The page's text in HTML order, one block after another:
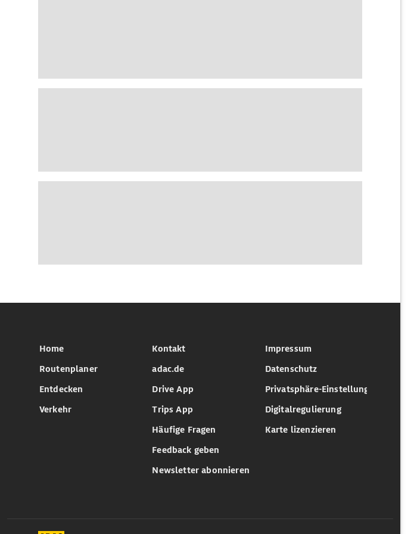
Home
Routenplaner
Entdecken
Verkehr
Kontakt
adac.de
Drive App
Trips App
Häufige Fragen
Feedback geben
Newsletter abonnieren
Impressum
Datenschutz
Privatsphäre-Einstellungen
Digitalregulierung
Karte lizenzieren